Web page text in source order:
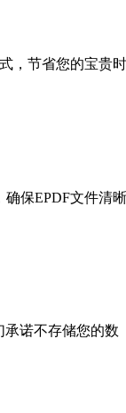
，节省您的宝贵时
保EPDF文件清晰
诺不存储您的数